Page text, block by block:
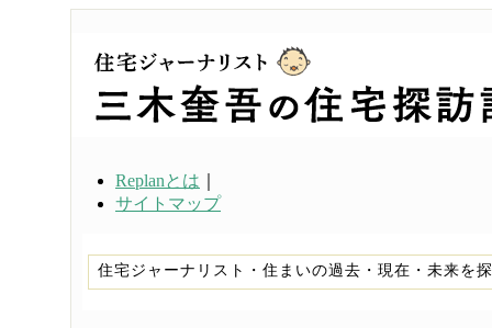
Replanとは
サイトマップ
住宅ジャーナリスト・住まいの過去・現在・未来を